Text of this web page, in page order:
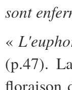
sont
«
(p.47).
floraison